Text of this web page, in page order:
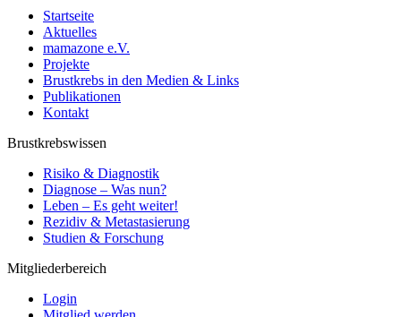
Startseite
Aktuelles
mamazone e.V.
Projekte
Brustkrebs in den Medien & Links
Publikationen
Kontakt
Brustkrebswissen
Risiko & Diagnostik
Diagnose – Was nun?
Leben – Es geht weiter!
Rezidiv & Metastasierung
Studien & Forschung
Mitgliederbereich
Login